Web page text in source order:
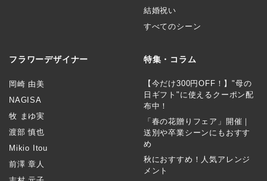
結婚祝い
すべてのシーン
フラワーデザイナー
岡崎 由美
NAGISA
牧 まゆ実
渡部 慎也
Mikio Itou
前澤 章人
特集・コラム
【今だけ300円OFF！】"母の
日ギフト"に使えるクーポン配
布中！
「春の花贈りフェア」開催｜
送別や卒業シーンにもおすす
め
秋におすすめ！人気アレンジ
メント